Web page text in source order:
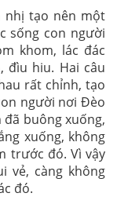
nhị tạo nên một
sống con người
khom, lác đác
đìu hiu. Hai câu
rất chỉnh, tạo
người nơi Đèo
đã buông xuống,
xuống, không
trước đó. Vì vậy
vẻ, càng không
đó.